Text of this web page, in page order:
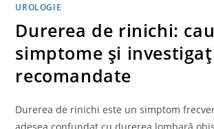
UROLOGIE
Durerea de rinichi:
simptome și
recomandate
Durerea de rinichi este un simptom
adesea confundat cu durerea lombară